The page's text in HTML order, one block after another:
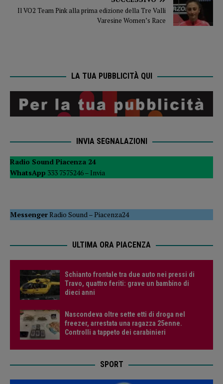
Il VO2 Team Pink alla prima edizione della Tre Valli
Varesine Women’s Race
LA TUA PUBBLICITÀ QUI
INVIA SEGNALAZIONI
Radio Sound Piacenza 24
WhatsApp 333 7575246 – Invia
MessengerRadio Sound –Piacenza24
ULTIMA ORA PIACENZA
Schianto frontale tra due auto nei pressi di
Travo, quattro feriti: grave un bambino di
dieci anni
Nascondeva oltre sette etti di droga nel
freezer, arrestata una ragazza 25enne.
Controlli a tappeto dei carabinieri
SPORT